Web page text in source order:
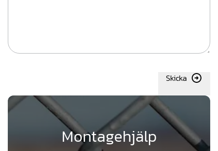
Skicka
Montagehjälp